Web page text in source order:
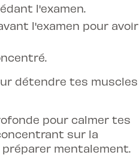
l'examen.
l'examen pour avoir
détendre tes muscles
pour calmer tes
sur la
mentalement.